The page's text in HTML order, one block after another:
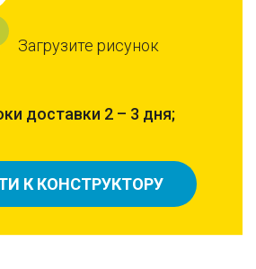
Загрузите рисунок
доставки 2 – 3 дня;
К КОНСТРУКТОРУ